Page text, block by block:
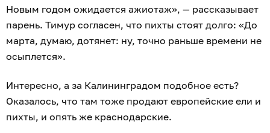
Новым годом ожидается ажиотаж», — рассказывает
парень. Тимур согласен, что пихты стоят долго: «До
марта, думаю, дотянет: ну, точно раньше времени не
осыплется».
Интересно, а за Калининградом подобное есть?
Оказалось, что там тоже продают европейские ели и
пихты, и опять же краснодарские.